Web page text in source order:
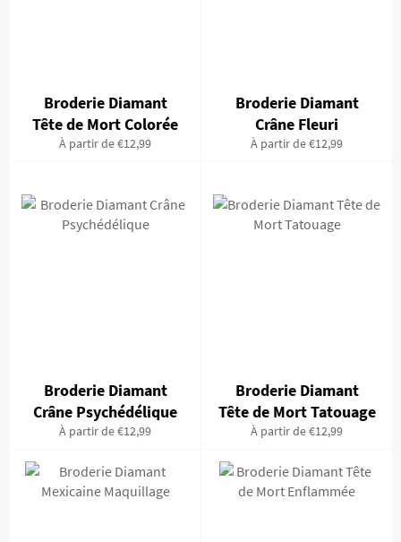
Broderie Diamant
Tête de Mort Colorée
À partir de €12,99
Broderie Diamant
Crâne Fleuri
À partir de €12,99
Broderie Diamant
Crâne Psychédélique
À partir de €12,99
Broderie Diamant
Tête de Mort Tatouage
À partir de €12,99